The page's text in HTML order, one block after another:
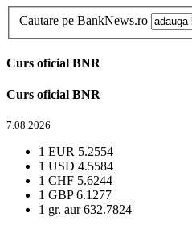
Cautare pe BankNews.ro
Curs oficial BNR
Curs oficial BNR
7.08.2026
1 EUR 5.2554
1 USD 4.5584
1 CHF 5.6244
1 GBP6.1277
1 gr. aur632.7824